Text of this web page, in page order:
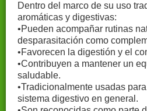
Dentro del marco de su uso
aromáticas y digestivas:
•Pueden acompañar rutinas
desparasitación como
•Favorecen la digestión y el
•Contribuyen a mantener un
saludable.
•Tradicionalmente usadas
sistema digestivo en general.